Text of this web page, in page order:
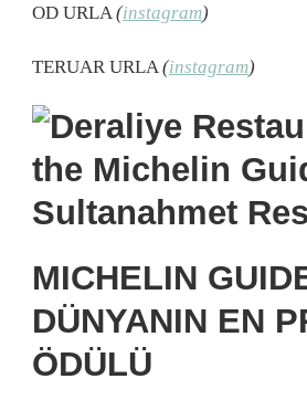
OD URLA(instagram)
TERUAR URLA(instagram)
MICHELIN
DÜNYANIN EN
ÖDÜLÜ